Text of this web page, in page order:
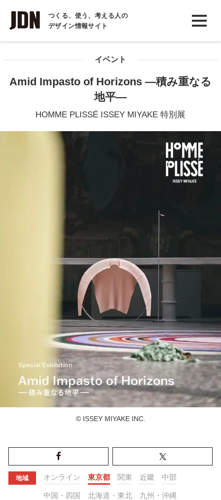
つくる、使う、考える人の
デザイン情報サイト
INTERVIEW
インタビュー
イベント
Amid Impasto of Horizons ―積み重なる
地平―
HOMME PLISSÉ ISSEY MIYAKE 特別展
© ISSEY MIYAKE INC.
地域 オンライン 東京都 関東 近畿 中部
中国・四国 北海道・東北 九州・沖縄